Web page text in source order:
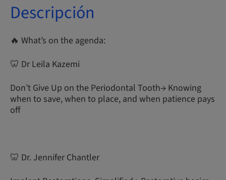
Descripción
🔥 What’s on the agenda:
🦷 Dr Leila Kazemi
Don’t Give Up on the Periodontal Tooth→ Knowing
when to save, when to place, and when patience pays
off
🦷 Dr. Jennifer Chantler